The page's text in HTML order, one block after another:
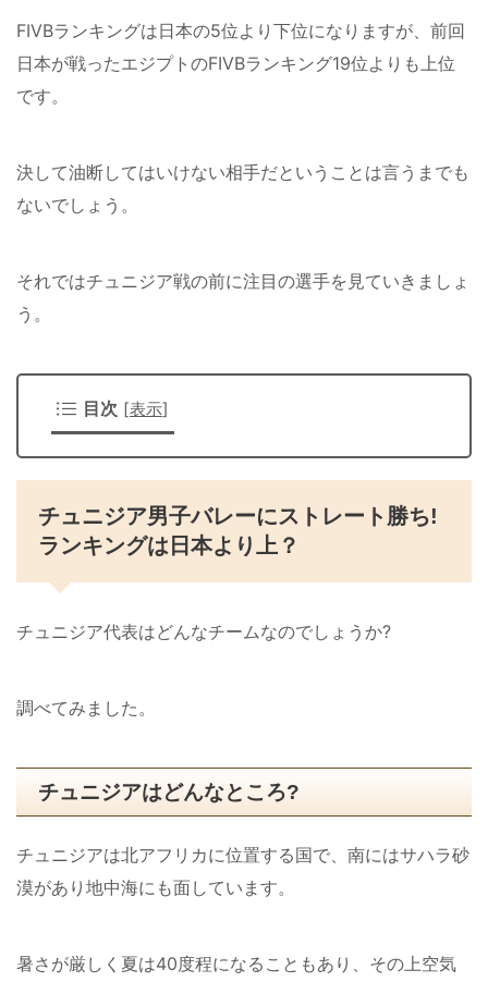
FIVBランキングは日本の5位より下位になりますが、前回
日本が戦ったエジプトのFIVBランキング19位よりも上位
です。
決して油断してはいけない相手だということは言うまでも
ないでしょう。
それではチュニジア戦の前に注目の選手を見ていきましょ
う。
目次 [表示]
チュニジア男子バレーにストレート勝ち!
ランキングは日本より上？
チュニジア代表はどんなチームなのでしょうか?
調べてみました。
チュニジアはどんなところ?
チュニジアは北アフリカに位置する国で、南にはサハラ砂
漠があり地中海にも面しています。
暑さが厳しく夏は40度程になることもあり、その上空気